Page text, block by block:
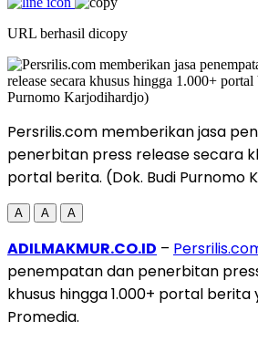
URL berhasil dicopy
Persrilis.com memberikan jasa
penerbitan press release secara
portal berita. (Dok. Budi Purnomo
A A A
ADILMAKMUR.CO.ID –
penempatan dan penerbitan
khusus hingga 1.000+ portal
Promedia.